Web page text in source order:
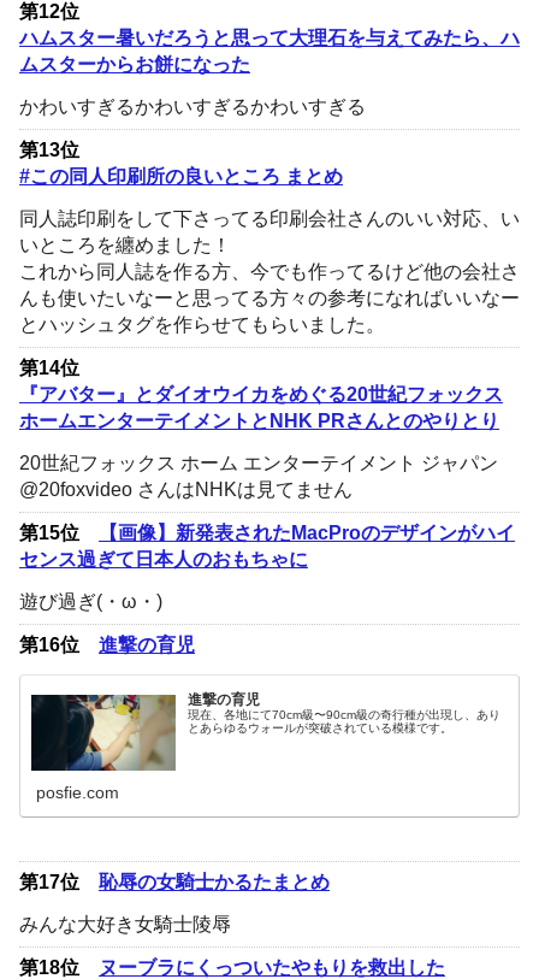
第12位
ハムスター暑いだろうと思って大理石を与えてみたら、ハ
ムスターからお餅になった
かわいすぎるかわいすぎるかわいすぎる
第13位
#この同人印刷所の良いところ まとめ
同人誌印刷をして下さってる印刷会社さんのいい対応、い
いところを纏めました！
これから同人誌を作る方、今でも作ってるけど他の会社さ
んも使いたいなーと思ってる方々の参考になればいいなー
とハッシュタグを作らせてもらいました。
第14位
『アバター』とダイオウイカをめぐる20世紀フォックス
ホームエンターテイメントとNHK PRさんとのやりとり
20世紀フォックス ホーム エンターテイメント ジャパン
@20foxvideo さんはNHKは見てません
第15位
【画像】新発表されたMacProのデザインがハイ
センス過ぎて日本人のおもちゃに
遊び過ぎ(・ω・)
第16位 進撃の育児
進撃の育児
現在、各地にて70cm級〜90cm級の奇行種が出現し、あり
とあらゆるウォールが突破されている模様です。
posfie.com
第17位 恥辱の女騎士かるたまとめ
みんな大好き女騎士陵辱
第18位 ヌーブラにくっついたやもりを救出した